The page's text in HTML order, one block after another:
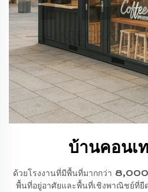
บ้านคอนเ
ด้วยโรงงานที่มีพื้นที่มากกว่า 8,000
พื้นที่อยู่อาศัยและพื้นที่เชิงพาณิชย์ที่ยื